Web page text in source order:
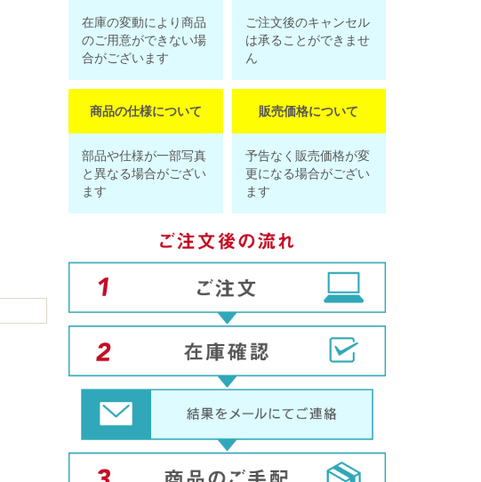
在庫の変動により商品
のご用意ができない場
合がございます
ご注文後のキャンセル
は承ることができませ
ん
商品の仕様について
部品や仕様が一部写真
と異なる場合がござい
ます
販売価格について
予告なく販売価格が変
更になる場合がござい
ます